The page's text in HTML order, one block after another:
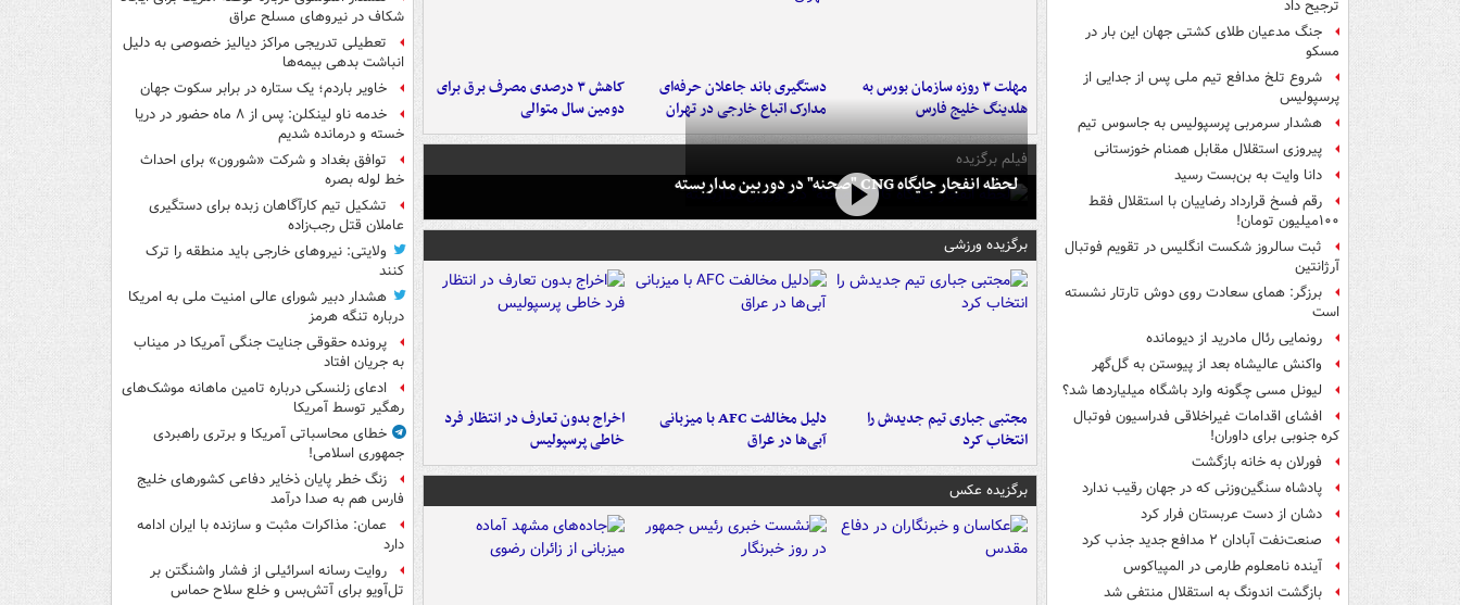
ترجیح داد
جنگ مدعیان طلای کشتی جهان این بار در
مسکو
شروع تلخ مدافع تیم ملی پس از جدایی از
پرسپولیس
هشدار سرمربی پرسپولیس به جاسوس تیم
پیروزی استقلال مقابل همنام خوزستانی
دانا وایت به بن‌بست رسید
رقم فسخ قرارداد رضاییان با استقلال فقط
۱۰۰میلیون تومان!
ثبت سالروز شکست انگلیس در تقویم فوتبال
آرژانتین
برزگر: همای سعادت روی دوش تارتار نشسته
است
رونمایی رئال مادرید از دیومانده
واکنش عالیشاه بعد از پیوستن به گل‌گهر
لیونل مسی چگونه وارد باشگاه میلیاردها شد؟
افشای اقدامات غیراخلاقی فدراسیون فوتبال
کره جنوبی برای داوران!
فورلان به خانه بازگشت
پادشاه سنگین‌وزنی که در جهان رقیب ندارد
دشان از دست عربستان فرار کرد
صنعت‌نفت آبادان ۲ مدافع جدید جذب کرد
آینده نامعلوم طارمی در المپیاکوس
بازگشت اندونگ به استقلال منتفی شد
مهلت ۳ روزه سازمان بورس به
هلدینگ خلیج فارس
دستگیری باند جاعلان حرفه‌ای
مدارک اتباع خارجی در تهران
کاهش ۳ درصدی مصرف برق برای
دومین سال متوالی
فیلم برگزیده
لحظه انفجار جایگاه CNG "صحنه" در دوربین مداربسته
برگزیده ورزشی
مجتبی جباری تیم جدیدش را
انتخاب کرد
دلیل مخالفت AFC با میزبانی
آبی‌ها در عراق
اخراج بدون تعارف در انتظار فرد
خاطی پرسپولیس
برگزیده عکس
شکاف در نیروهای مسلح عراق
تعطیلی تدریجی مراکز دیالیز خصوصی به دلیل
انباشت بدهی بیمه‌ها
خاویر باردم؛ یک ستاره در برابر سکوت جهان
خدمه ناو لینکلن: پس از ۸ ماه حضور در دریا
خسته و درمانده‌ شدیم
توافق بغداد و شرکت «شورون» برای احداث
خط لوله بصره
تشکیل تیم کارآگاهان زبده برای دستگیری
عاملان قتل رجب‌زاده
ولایتی: نیروهای خارجی باید منطقه را ترک
کنند
هشدار دبیر شورای عالی امنیت ملی به امریکا
درباره تنگه هرمز
پرونده حقوقی جنایت جنگی آمریکا در میناب
به جریان افتاد
ادعای زلنسکی درباره تامین ماهانه موشک‌های
رهگیر توسط آمریکا
خطای محاسباتی آمریکا و برتری راهبردی
جمهوری اسلامی!
زنگ خطر پایان ذخایر دفاعی کشورهای خلیج
فارس هم به صدا درآمد
عمان: مذاکرات مثبت و سازنده با ایران ادامه
دارد
روایت رسانه اسرائیلی از فشار واشنگتن بر
تل‌آویو برای آتش‌بس و خلع سلاح حماس